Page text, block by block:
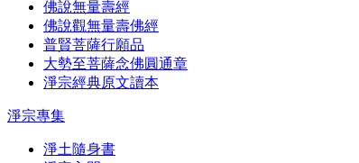
佛說無量壽經
佛說觀無量壽佛經
普賢菩薩行願品
大勢至菩薩念佛圓通章
淨宗經典原文讀本
淨宗專集
淨土隨身書